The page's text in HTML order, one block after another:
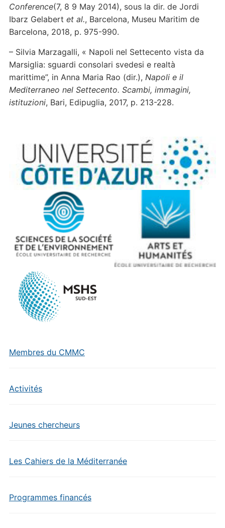
Membres du CMMC
Activités
Jeunes chercheurs
Les Cahiers de la Méditerranée
Programmes financés
Conference(7, 8 9 May 2014), sous la dir. de Jordi
Ibarz Gelabert et al., Barcelona, Museu Maritim de
Barcelona, 2018, p. 975-990.
– Silvia Marzagalli, « Napoli nel Settecento vista da
Marsiglia: sguardi consolari svedesi e realtà
marittime”, in Anna Maria Rao (dir.), Napoli e il
Mediterraneo nel Settecento. Scambi, immagini,
istituzioni, Bari, Edipuglia, 2017, p. 213-228.